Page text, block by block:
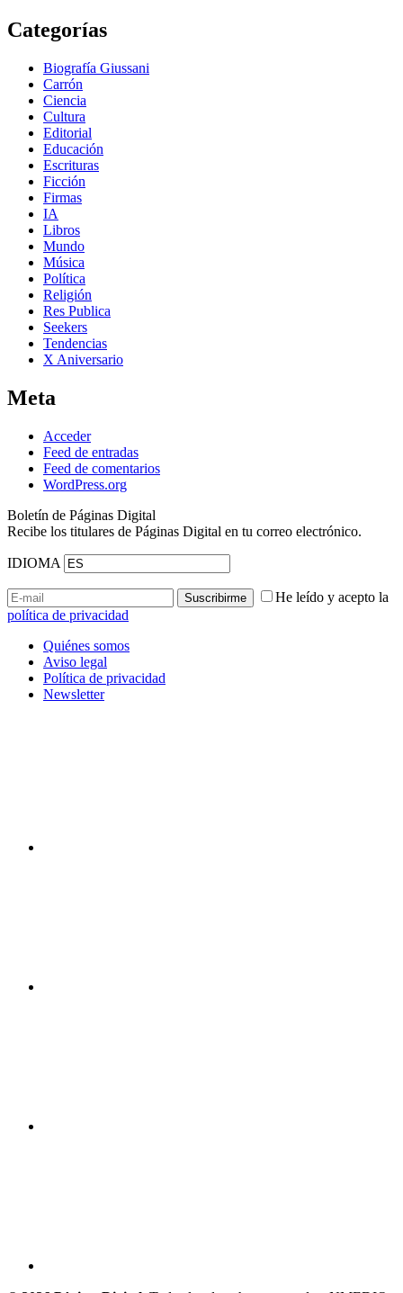
Categorías
Biografía Giussani
Carrón
Ciencia
Cultura
Editorial
Educación
Escrituras
Ficción
Firmas
IA
Libros
Mundo
Música
Política
Religión
Res Publica
Seekers
Tendencias
X Aniversario
Meta
Acceder
Feed de entradas
Feed de comentarios
WordPress.org
Boletín de Páginas Digital
Recibe los titulares de Páginas Digital en tu correo electrónico.
IDIOMA
He leído y acepto la
política de privacidad
Quiénes somos
Aviso legal
Política de privacidad
Newsletter